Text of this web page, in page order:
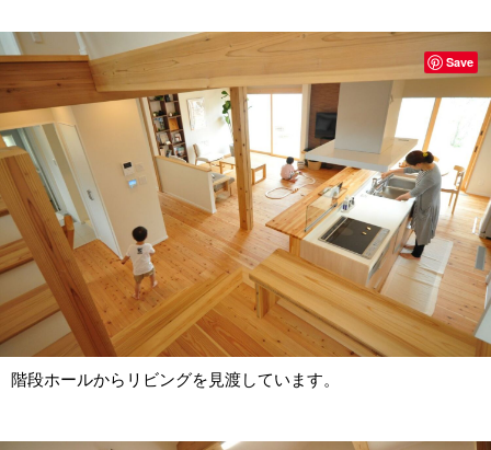
階段ホールからリビングを見渡しています。
Save